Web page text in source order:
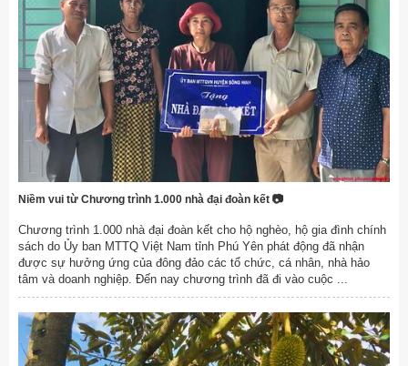
Niềm vui từ Chương trình 1.000 nhà đại đoàn kết 📷
Chương trình 1.000 nhà đại đoàn kết cho hộ nghèo, hộ gia đình chính
sách do Ủy ban MTTQ Việt Nam tỉnh Phú Yên phát động đã nhận
được sự hưởng ứng của đông đảo các tổ chức, cá nhân, nhà hảo
tâm và doanh nghiệp. Đến nay chương trình đã đi vào cuộc ...